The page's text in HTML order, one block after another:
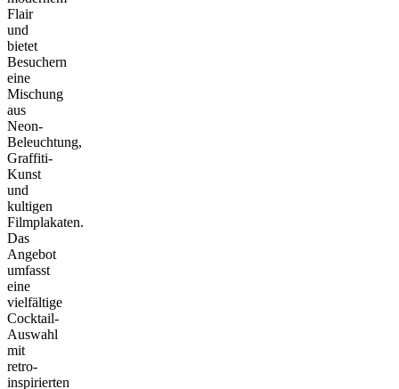
Flair
und
bietet
Besuchern
eine
Mischung
aus
Neon-
Beleuchtung,
Graffiti-
Kunst
und
kultigen
Filmplakaten.
Das
Angebot
umfasst
eine
vielfältige
Cocktail-
Auswahl
mit
retro-
inspirierten